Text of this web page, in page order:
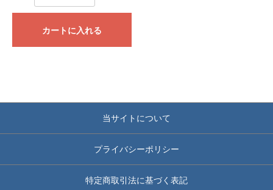
カートに入れる
当サイトについて
プライバシーポリシー
特定商取引法に基づく表記